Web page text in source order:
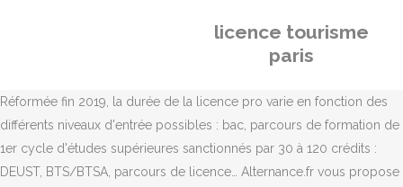
licence tourisme
paris
Réformée fin 2019, la durée de la licence pro varie en fonction des
différents niveaux d'entrée possibles : bac, parcours de formation de
1er cycle d'études supérieures sanctionnés par 30 à 120 crédits :
DEUST, BTS/BTSA, parcours de licence… Alternance.fr vous propose